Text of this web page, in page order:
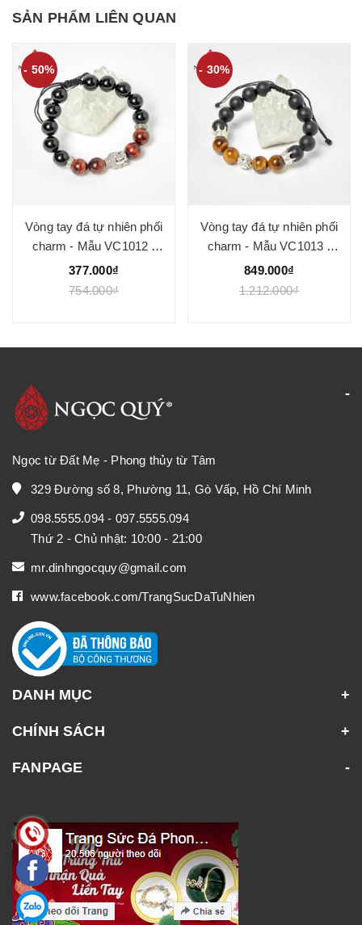
SẢN PHẨM LIÊN QUAN
- 50%
Vòng tay đá tự nhiên phối
charm - Mẫu VC1012 -
Ngọc Quý
377.000₫
754.000₫
- 30%
Vòng tay đá tự nhiên phối
charm - Mẫu VC1013 -
Ngọc Quý
849.000₫
1.212.000₫
Ngọc từ Đất Mẹ - Phong thủy từ Tâm
329 Đường số 8, Phường 11, Gò Vấp, Hồ Chí Minh
098.5555.094 - 097.5555.094
Thứ 2 - Chủ nhật: 10:00 - 21:00
mr.dinhngocquy@gmail.com
www.facebook.com/TrangSucDaTuNhien
DANH MỤC
CHÍNH SÁCH
FANPAGE